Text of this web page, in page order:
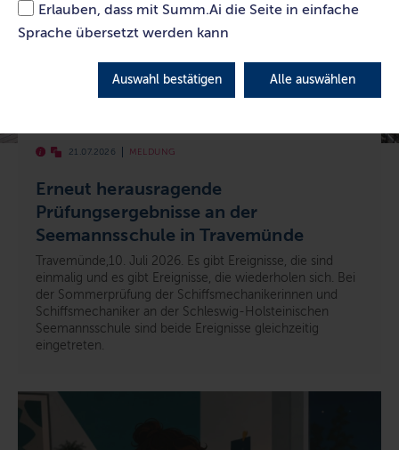
Erlauben, dass mit Summ.Ai die Seite in einfache
Sprache übersetzt werden kann
Auswahl bestätigen Alle auswählen
Erneut herausragende
Prüfungsergebnisse an der
Seemannsschule in Travemünde
21.07.2026 MELDUNG
Travemünde,10. Juli 2026. Es gibt Ereignisse, die sind
einmalig und es gibt Ereignisse, die wiederholen sich. Bei
der Sommerprüfung der Schiffsmechanikerinnen und
Schiffsmechaniker an der Schleswig-Holsteinischen
Seemannsschule sind beide Ereignisse gleichzeitig
eingetreten.